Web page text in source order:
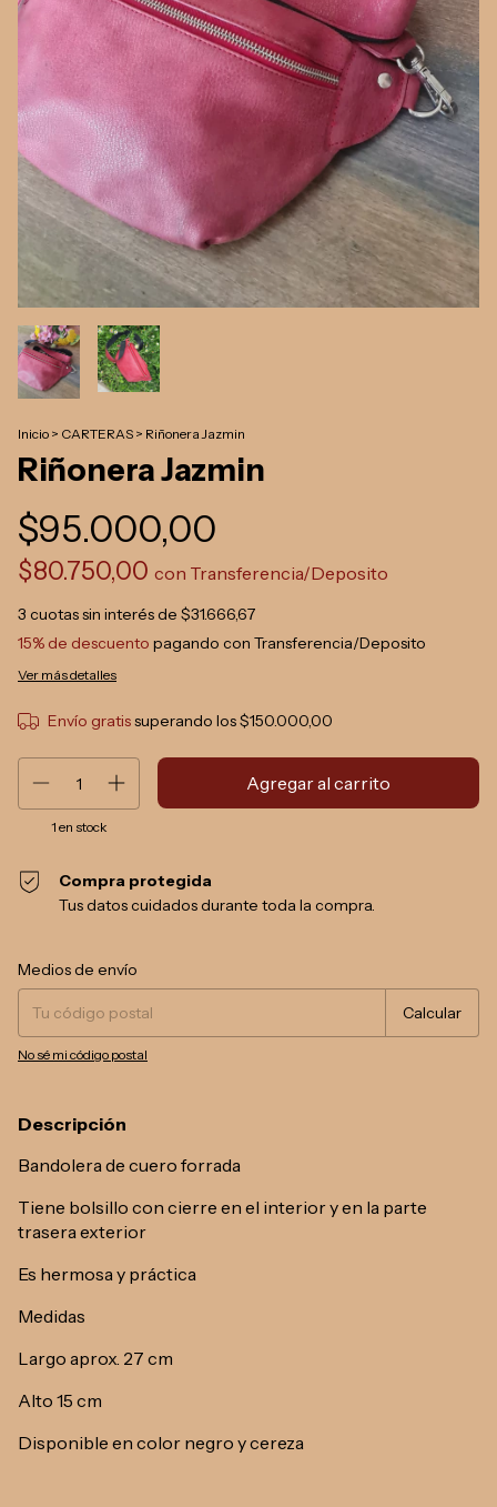
Inicio > CARTERAS > Riñonera Jazmin
Riñonera Jazmin
$95.000,00
$80.750,00 con Transferencia/Deposito
3 cuotas sin interés de $31.666,67
15% de descuento pagando con Transferencia/Deposito
Ver más detalles
Envío gratissuperando los$150.000,00
1 en stock
Compra protegida
Tus datos cuidados durante toda la compra.
Entregas para el CP:
Medios de envío
Calcular
No sé mi código postal
Descripción
Bandolera de cuero forrada
Tiene bolsillo con cierre en el interior y en la parte
trasera exterior
Es hermosa y práctica
Medidas
Largo aprox. 27 cm
Alto 15 cm
Disponible en color negro y cereza